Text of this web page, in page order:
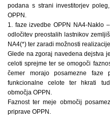
podana s strani investitorjev
OPPN.
1. faze izvedbe OPPN NA4-Naklo
odločitev preostalih lastnikov
NA4(*) ter zaradi možnosti
Glede na zgoraj navedena dejstva
celoti sprejme ter se omogoči
čemer morajo posamezne faze
funkcionalne celote ter hkrati
območja OPPN.
Faznost ter meje območij
priprave OPPN.